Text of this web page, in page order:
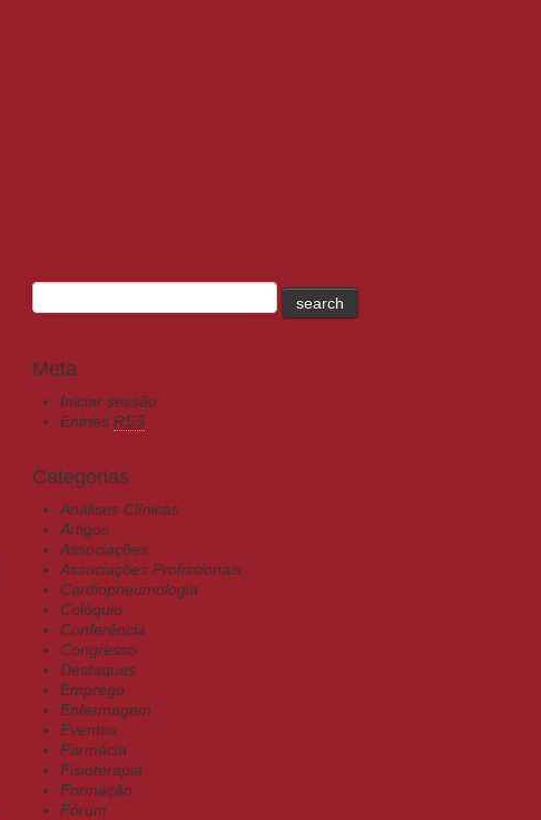
Meta
Iniciar sessão
Entries RSS
Categorias
Análises Clínicas
Artigos
Associações
Associações Profissionais
Cardiopneumologia
Colóquio
Conferência
Congresso
Destaques
Emprego
Enfermagem
Eventos
Farmácia
Fisioterapia
Formação
Fórum